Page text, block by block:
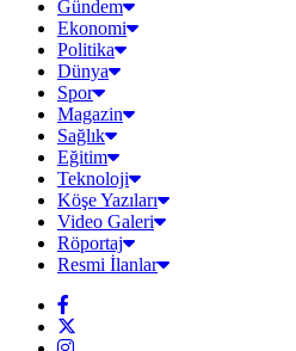
Gündem
Ekonomi
Politika
Dünya
Spor
Magazin
Sağlık
Eğitim
Teknoloji
Köşe Yazıları
Video Galeri
Röportaj
Resmi İlanlar